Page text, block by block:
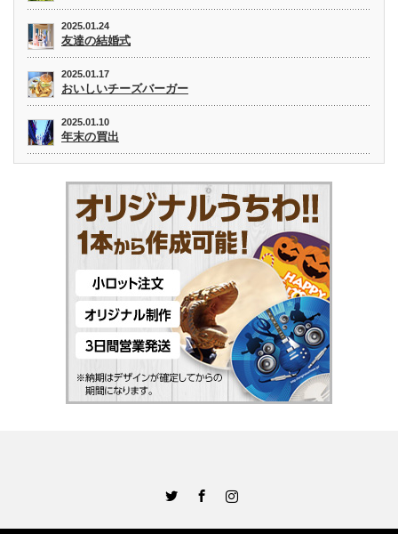
2025.01.24
友達の結婚式
2025.01.17
おいしいチーズバーガー
2025.01.10
年末の買出